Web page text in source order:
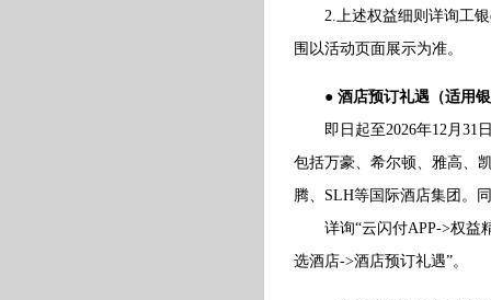
2.上述权益细则详询工银
围以活动页面展示为准。
● 酒店预订礼遇（适用
即日起至2026年12月31日
包括万豪、希尔顿、雅高、
腾、SLH等国际酒店集团。
详询“云闪付APP->权益精
选酒店->酒店预订礼遇”。